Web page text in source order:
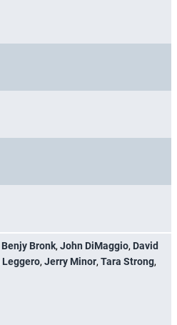
Benjy Bronk, John DiMaggio, David
Leggero, Jerry Minor, Tara Strong,